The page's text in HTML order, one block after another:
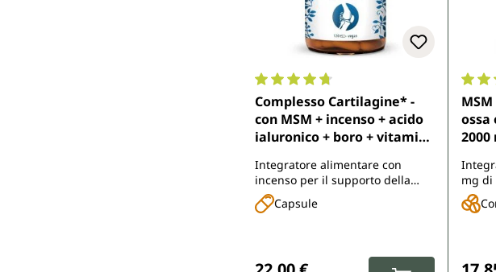
Valutazione media di 4.7 su 5 stelle
Complesso Cartilagine* -
con MSM + incenso + acido
ialuronico + boro + vitamine
Integratore alimentare con
incenso per il supporto della
mobilità e con le vitamine C e D3
per il mantenimento di ossa
Capsule
ossa
2000
365
mg di
C